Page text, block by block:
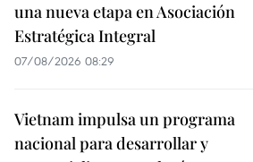
una nueva etapa en Asociación
Estratégica Integral
07/08/2026 08:29
Vietnam impulsa un programa
nacional para desarrollar y